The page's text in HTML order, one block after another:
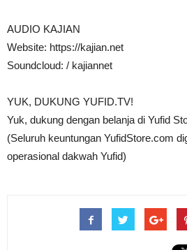
AUDIO KAJIAN
Website: https://kajian.net
Soundcloud: / kajiannet
YUK, DUKUNG YUFID.TV!
Yuk, dukung dengan belanja di Yufid
(Seluruh keuntungan YufidStore.com
operasional dakwah Yufid)